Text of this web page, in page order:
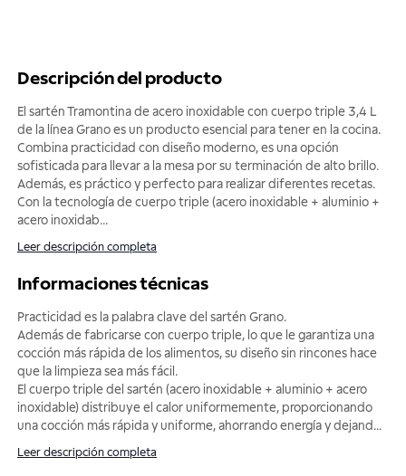
Descripción del producto
El sartén Tramontina de acero inoxidable con cuerpo triple 3,4 L
de la línea Grano es un producto esencial para tener en la cocina.
Combina practicidad con diseño moderno, es una opción
sofisticada para llevar a la mesa por su terminación de alto brillo.
Además, es práctico y perfecto para realizar diferentes recetas.
Con la tecnología de cuerpo triple (acero inoxidable + aluminio +
acero inoxidab...
Leer descripción completa
Informaciones técnicas
Practicidad es la palabra clave del sartén Grano.
Además de fabricarse con cuerpo triple, lo que le garantiza una
cocción más rápida de los alimentos, su diseño sin rincones hace
que la limpieza sea más fácil.
El cuerpo triple del sartén (acero inoxidable + aluminio + acero
inoxidable) distribuye el calor uniformemente, proporcionando
una cocción más rápida y uniforme, ahorrando energía y dejand ...
Leer descripción completa